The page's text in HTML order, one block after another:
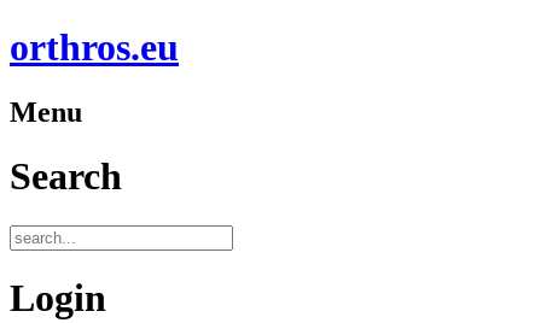
orthros.eu
Menu
Search
Login